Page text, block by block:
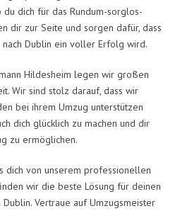
dich für das Rundum-sorglos-
dir zur Seite und sorgen dafür, dass
Dublin ein voller Erfolg wird.
Hildesheim legen wir großen
Wir sind stolz darauf, dass wir
bei ihrem Umzug unterstützen
dich glücklich zu machen und dir
zu ermöglichen.
dich von unserem professionellen
wir die beste Lösung für deinen
Vertraue auf Umzugsmeister